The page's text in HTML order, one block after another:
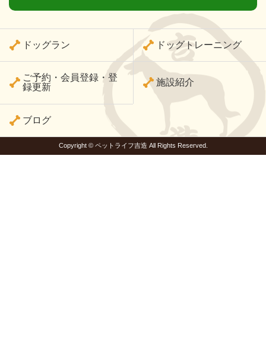
ドッグラン ドッグトレーニング
ご予約・会員登録・登
録更新
施設紹介
ブログ
Copyright © ペットライフ吉造 All Rights Reserved.